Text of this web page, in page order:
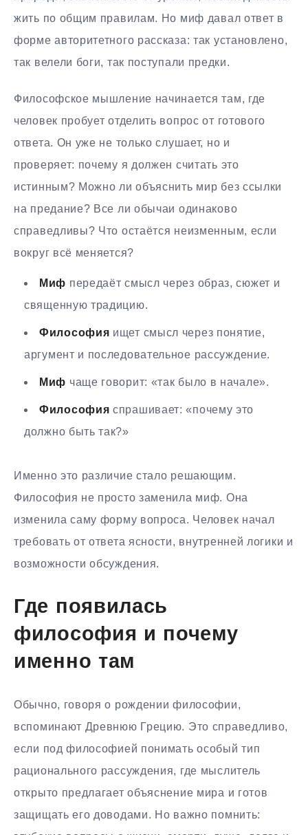
жить по общим правилам. Но миф давал ответ в
форме авторитетного рассказа: так установлено,
так велели боги, так поступали предки.
Философское мышление начинается там, где
человек пробует отделить вопрос от готового
ответа. Он уже не только слушает, но и
проверяет: почему я должен считать это
истинным? Можно ли объяснить мир без ссылки
на предание? Все ли обычаи одинаково
справедливы? Что остаётся неизменным, если
вокруг всё меняется?
Миф передаёт смысл через образ, сюжет и
священную традицию.
Философия ищет смысл через понятие,
аргумент и последовательное рассуждение.
Миф чаще говорит: «так было в начале».
Философия спрашивает: «почему это
должно быть так?»
Именно это различие стало решающим.
Философия не просто заменила миф. Она
изменила саму форму вопроса. Человек начал
требовать от ответа ясности, внутренней логики и
возможности обсуждения.
Где появилась
философия и почему
именно там
Обычно, говоря о рождении философии,
вспоминают Древнюю Грецию. Это справедливо,
если под философией понимать особый тип
рационального рассуждения, где мыслитель
открыто предлагает объяснение мира и готов
защищать его доводами. Но важно помнить: